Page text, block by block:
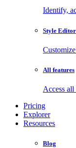
Identify,
Style Editor
All features
Access all
Pricing
Explorer
Resources
Blog